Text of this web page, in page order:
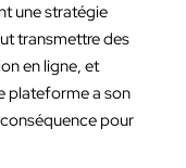
une stratégie
transmettre des
en ligne, et
plateforme a son
pour